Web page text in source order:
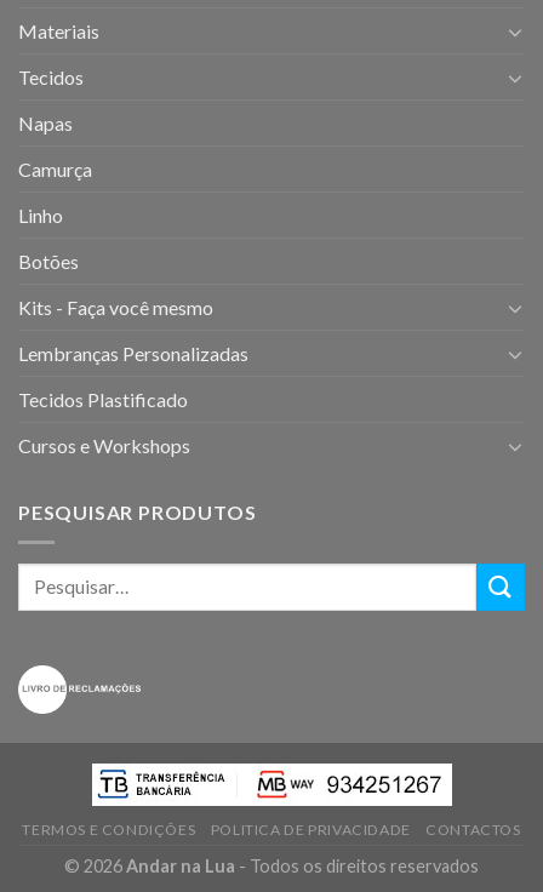
Materiais
Tecidos
Napas
Camurça
Linho
Botões
Kits - Faça você mesmo
Lembranças Personalizadas
Tecidos Plastificado
Cursos e Workshops
PESQUISAR PRODUTOS
TERMOS E CONDIÇÕES POLITICA DE PRIVACIDADE CONTACTOS
© 2026Andar na Lua - Todos os direitos reservados